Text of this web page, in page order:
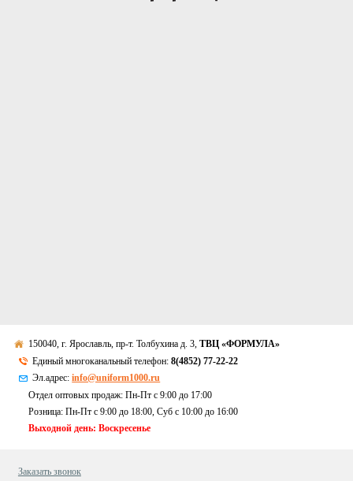
150040, г. Ярославль, пр-т. Толбухина д. 3,ТВЦ «ФОРМУЛА»
Единый многоканальный телефон:8(4852) 77-22-22
Эл.адрес:info@uniform1000.ru
Отдел оптовых продаж: Пн-Пт с 9:00 до 17:00
Розница: Пн-Пт с 9:00 до 18:00, Суб c 10:00 до 16:00
Выходной день: Воскресенье
Заказать звонок